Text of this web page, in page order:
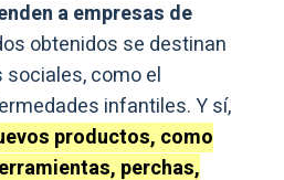
a empresas de
obtenidos se destinan
como el
infantiles. Y sí,
productos, como
perchas,